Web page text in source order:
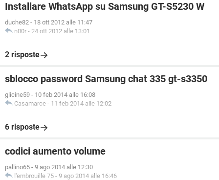
Installare WhatsApp su Samsung GT-S5230 W
duche82 - 18 ott 2012 alle 11:47
n00r - 24 ott 2012 alle 13:01
2 risposte
sblocco password Samsung chat 335 gt-s3350
glicine59 - 10 feb 2014 alle 16:08
Casamarce - 11 feb 2014 alle 12:02
6 risposte
codici aumento volume
pallino65 - 9 ago 2014 alle 12:30
l'embrouille 75 - 9 ago 2014 alle 16:46